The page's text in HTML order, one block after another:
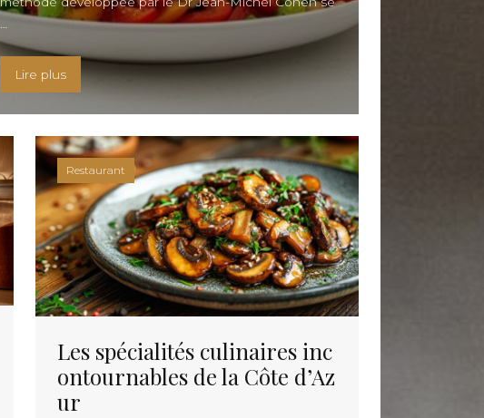
Lire plus« Mincir sainement : 140 recettes pour réussir votre régime avec
Restaurant
Les spécialités culinaires inc
ontournables de la Côte d’Az
ur
Découvrez l’univers du vinà travers
d’experts et des accords parfaits
Un chef à domicile
Invite1Chef: Offrez-vous
l’expérience d’un chef à domicile
pour des repas gastronomiques
inoubliables, chez vous et sur
mesure !